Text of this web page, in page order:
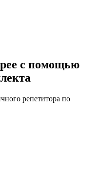
с помощью
репетитора по